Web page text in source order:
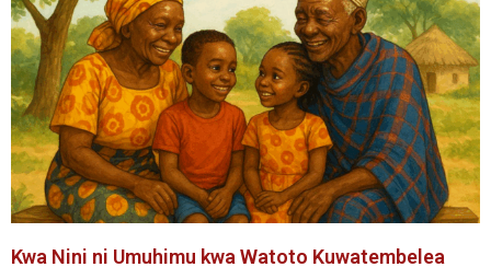
Kwa Nini ni Umuhimu kwa Watoto Kuwatembelea